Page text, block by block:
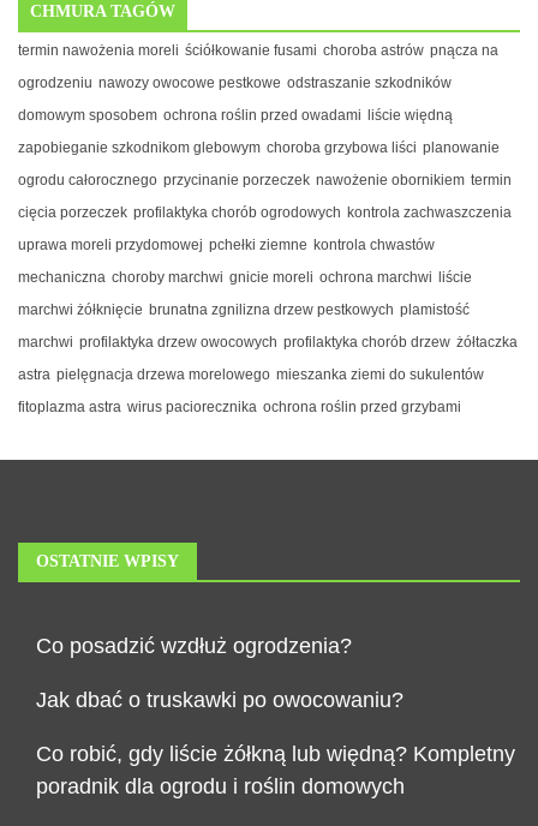
CHMURA TAGÓW
termin nawożenia moreli ściółkowanie fusami choroba astrów pnącza na
ogrodzeniu nawozy owocowe pestkowe odstraszanie szkodników
domowym sposobem ochrona roślin przed owadami liście więdną
zapobieganie szkodnikom glebowym choroba grzybowa liści planowanie
ogrodu całorocznego przycinanie porzeczek nawożenie obornikiem termin
cięcia porzeczek profilaktyka chorób ogrodowych kontrola zachwaszczenia
uprawa moreli przydomowej pchełki ziemne kontrola chwastów
mechaniczna choroby marchwi gnicie moreli ochrona marchwi liście
marchwi żółknięcie brunatna zgnilizna drzew pestkowych plamistość
marchwi profilaktyka drzew owocowych profilaktyka chorób drzew żółtaczka
astra pielęgnacja drzewa morelowego mieszanka ziemi do sukulentów
fitoplazma astra wirus paciorecznika ochrona roślin przed grzybami
OSTATNIE WPISY
Co posadzić wzdłuż ogrodzenia?
Jak dbać o truskawki po owocowaniu?
Co robić, gdy liście żółkną lub więdną? Kompletny
poradnik dla ogrodu i roślin domowych